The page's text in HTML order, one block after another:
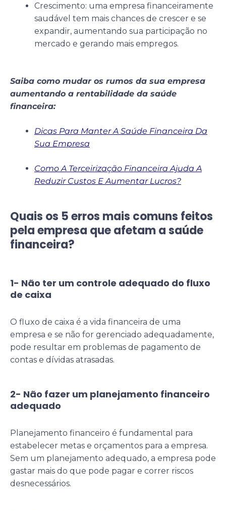
Crescimento: uma empresa financeiramente
saudável tem mais chances de crescer e se
expandir, aumentando sua participação no
mercado e gerando mais empregos.
Saiba como mudar os rumos da sua empresa
aumentando a rentabilidade da saúde
financeira:
Dicas Para Manter A Saúde Financeira Da
Sua Empresa
Como A Terceirização Financeira Ajuda A
Reduzir Custos E Aumentar Lucros?
Quais os 5 erros mais comuns feitos
pela empresa que afetam a saúde
financeira?
1- Não ter um controle adequado do fluxo
de caixa
O fluxo de caixa é a vida financeira de uma
empresa e se não for gerenciado adequadamente,
pode resultar em problemas de pagamento de
contas e dívidas atrasadas.
2- Não fazer um planejamento financeiro
adequado
Planejamento financeiro é fundamental para
estabelecer metas e orçamentos para a empresa.
Sem um planejamento adequado, a empresa pode
gastar mais do que pode pagar e correr riscos
desnecessários.